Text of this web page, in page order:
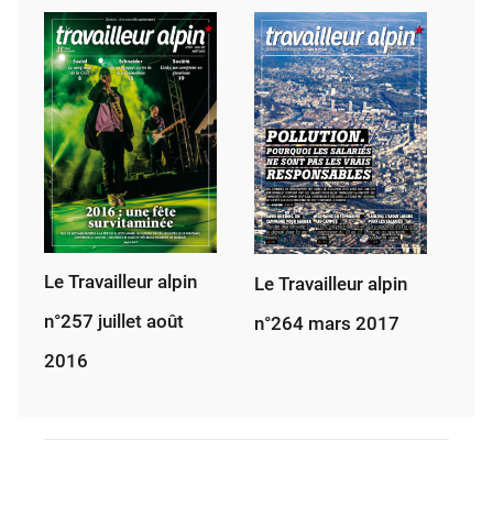
Le Travailleur alpin
n°257 juillet août
2016
Le Travailleur alpin
n°264 mars 2017